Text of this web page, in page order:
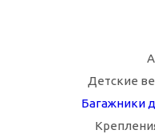
Детские
Багажники